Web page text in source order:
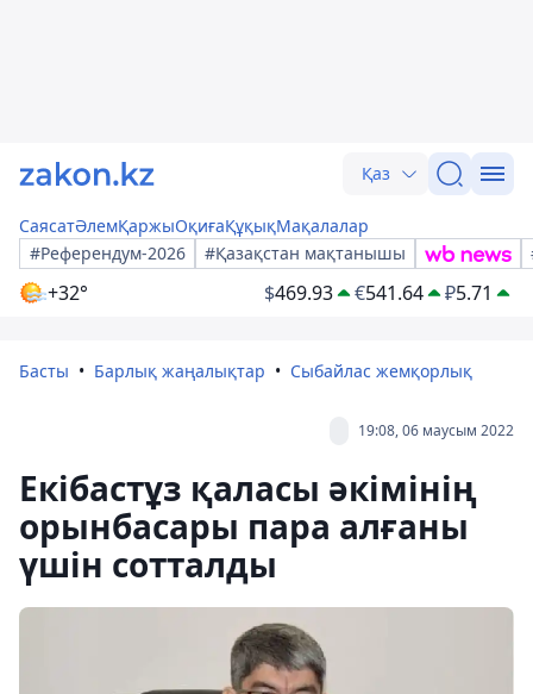
Қаз
СаясатӘлемҚаржыОқиғаҚұқықМақалалар
#Референдум-2026
#Қазақстан мақтанышы
+32° $469.93 €541.64 ₽5.71
Басты Барлық жаңалықтар Сыбайлас жемқорлық
19:08, 06 маусым 2022
Екібастұз қаласы әкімінің
орынбасары пара алғаны
үшін сотталды